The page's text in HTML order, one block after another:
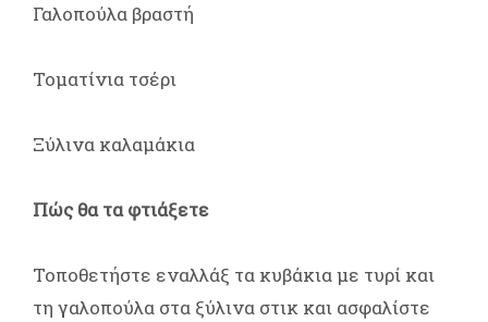
Γαλοπούλα βραστή
Τοματίνια τσέρι
Ξύλινα καλαμάκια
Πώς θα τα φτιάξετε
Τοποθετήστε εναλλάξ τα κυβάκια με τυρί και
τη γαλοπούλα στα ξύλινα στικ και ασφαλίστε